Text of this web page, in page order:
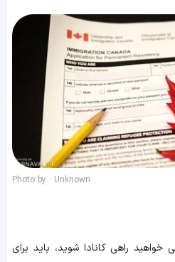
Photo by : Unknown
راهی کانادا شوید، باید برای